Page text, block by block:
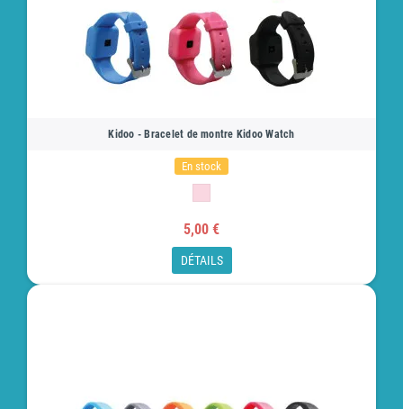
Kidoo - Bracelet de montre Kidoo Watch
En stock
5,00 €
DÉTAILS